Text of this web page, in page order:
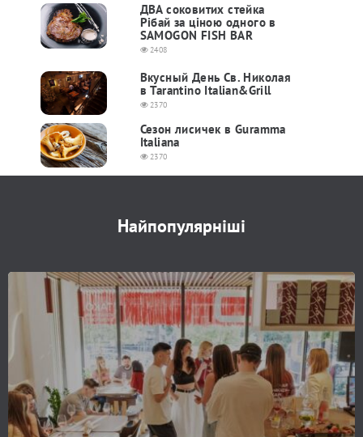
ДВА соковитих стейка
Рібай за ціною одного в
SAMOGON FISH BAR
2408
Вкусный День Св. Николая
в Tarantino Italian&Grill
2370
Сезон лисичек в Guramma
Italiana
2370
Найпопулярніші